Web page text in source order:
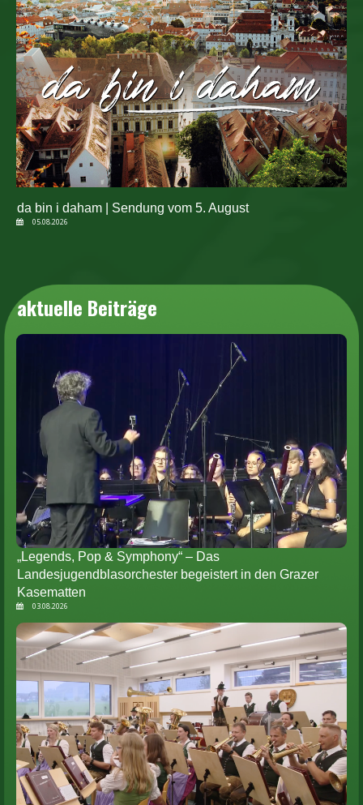
da bin i daham | Sendung vom 5. August
05.08.2026
aktuelle Beiträge
„Legends, Pop & Symphony“ – Das
Landesjugendblasorchester begeistert in den Grazer
Kasematten
03.08.2026